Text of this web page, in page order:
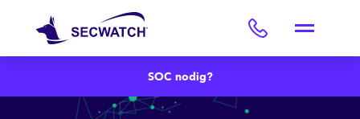
SOC nodig?